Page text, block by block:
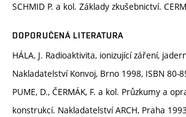
SCHMID P. a kol. Základy zkušebnictví.
DOPORUČENÁ LITERATURA
HÁLA, J. Radioaktivita, ionizující záření,
Nakladatelství Konvoj, Brno 1998, ISBN 80-
PUME, D., ČERMÁK, F. a kol. Průzkumy a
konstrukcí. Nakladatelství ARCH, Praha